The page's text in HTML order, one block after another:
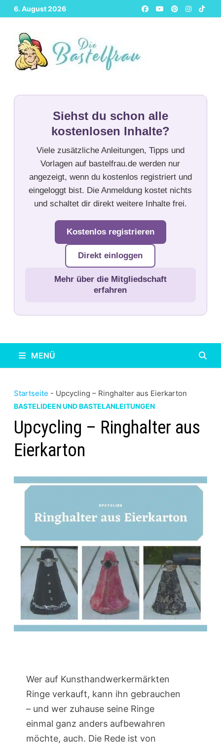
Zurück
zum
Inhalt
6. August 2026
Siehst du schon alle
kostenlosen Inhalte?
Viele zusätzliche Anleitungen, Tipps und
Vorlagen auf bastelfrau.de werden nur
angezeigt, wenn du kostenlos registriert und
eingeloggt bist. Die Anmeldung kostet nichts
und schaltet dir direkt weitere Inhalte frei.
Kostenlos registrieren
Direkt einloggen
Mehr über die Mitgliedschaft
erfahren
MENÜ
Startseite - Upcycling – Ringhalter aus Eierkarton
BASTELIDEEN UND BASTELANLEITUNGEN
Upcycling – Ringhalter aus
Eierkarton
Wer auf Kunsthandwerkermärkten
Ringe verkauft, kann ihn gebrauchen
– und wer zuhause seine Ringe
einmal ganz anders aufbewahren
möchte, auch. Die Rede ist von